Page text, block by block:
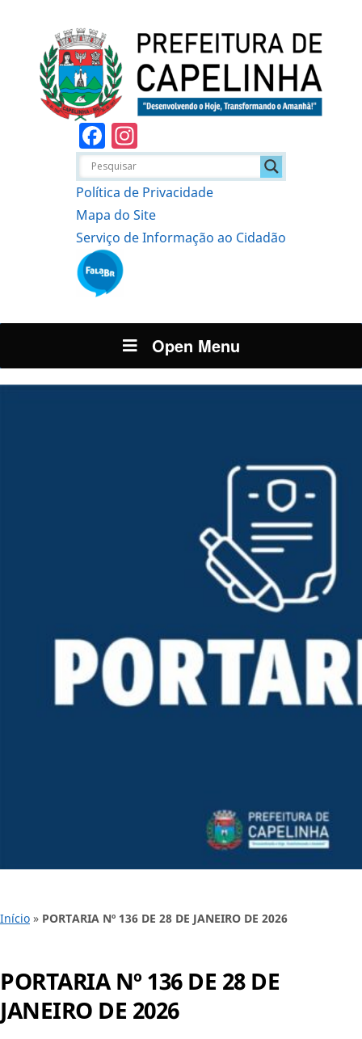
Facebook
Política de Privacidade
Mapa do Site
Serviço de Informação ao Cidadão
Open Menu
Início » PORTARIA Nº 136 DE 28 DE JANEIRO DE 2026
PORTARIA Nº 136 DE 28 DE
JANEIRO DE 2026